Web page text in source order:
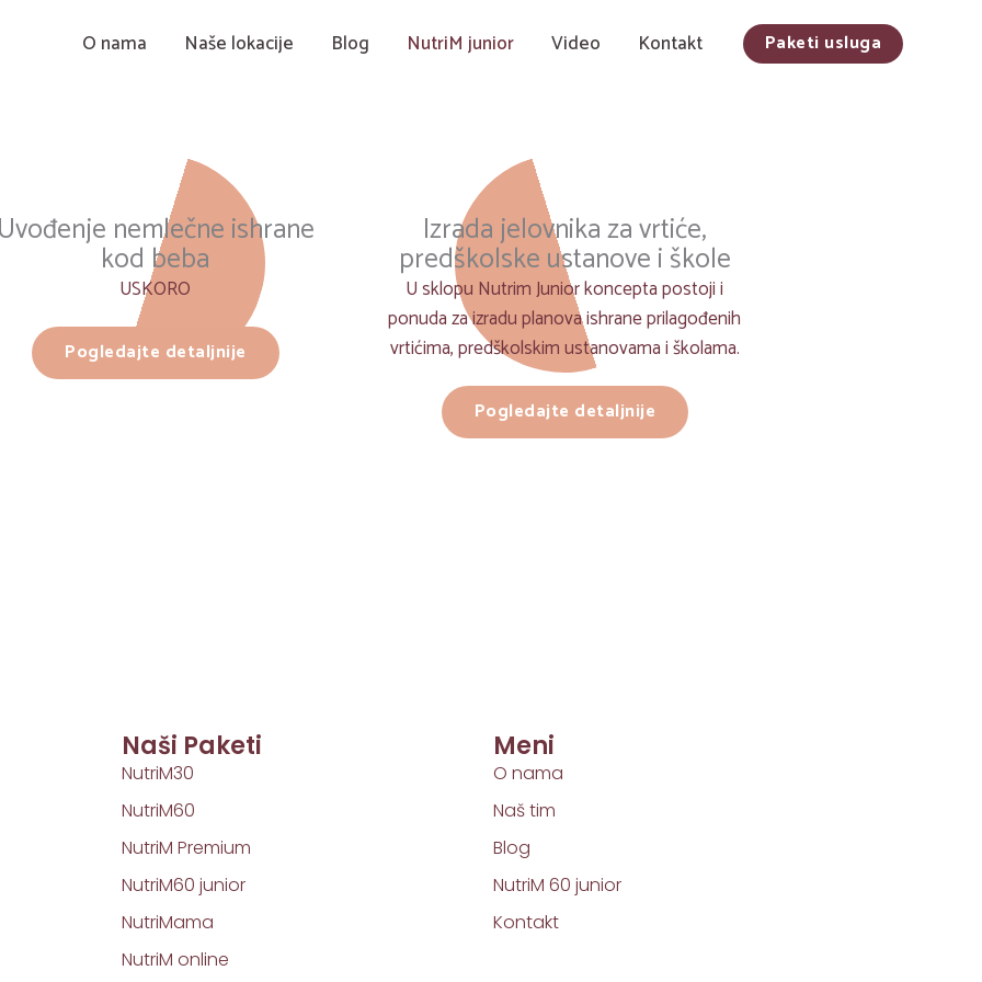
O nama Naše lokacije Blog NutriM junior Video Kontakt Paketi usluga
Uvođenje nemlečne ishrane
kod beba
USKORO
Pogledajte detaljnije
Izrada jelovnika za vrtiće,
predškolske ustanove i škole
U sklopu Nutrim Junior koncepta postoji i
ponuda za izradu planova ishrane prilagođenih
vrtićima, predškolskim ustanovama i školama.
Pogledajte detaljnije
Naši Paketi
NutriM30
NutriM60
NutriM Premium
NutriM60 junior
NutriMama
NutriM online
Meni
O nama
Naš tim
Blog
NutriM 60 junior
Kontakt